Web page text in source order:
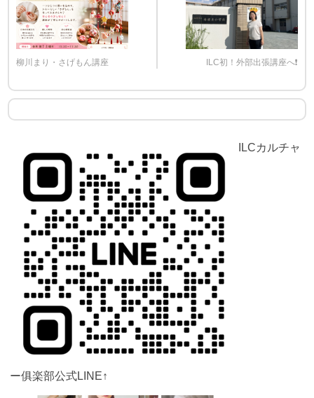
柳川まり・さげもん講座 ILC初！外部出張講座へ❗️
ILCカルチャ
ー俱楽部公式LINE↑